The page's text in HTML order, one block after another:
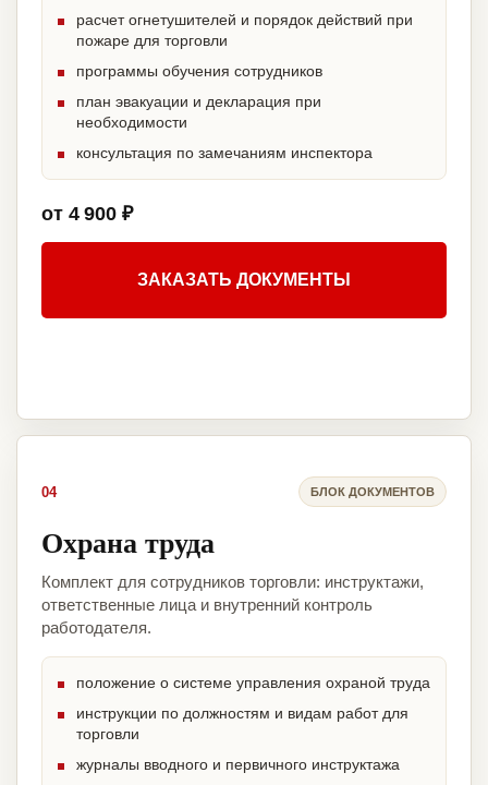
расчет огнетушителей и порядок действий при
пожаре для торговли
программы обучения сотрудников
план эвакуации и декларация при
необходимости
консультация по замечаниям инспектора
от 4 900 ₽
ЗАКАЗАТЬ ДОКУМЕНТЫ
04 БЛОК ДОКУМЕНТОВ
Охрана труда
Комплект для сотрудников торговли: инструктажи,
ответственные лица и внутренний контроль
работодателя.
положение о системе управления охраной труда
инструкции по должностям и видам работ для
торговли
журналы вводного и первичного инструктажа